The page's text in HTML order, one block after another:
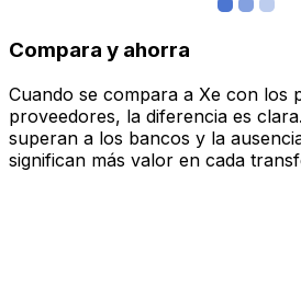
Compara y ahorra
Cuando se compara a Xe con los
proveedores, la diferencia es
superan a los bancos y la
significan más valor en cada